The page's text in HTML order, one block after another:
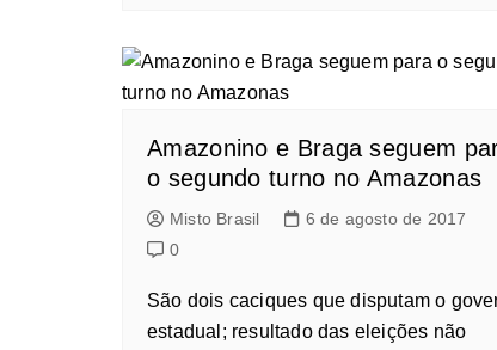
Amazonino e Braga seguem
o segundo turno no Amazonas
Misto Brasil
6 de agosto de 2017
0
São dois caciques que disputam o
estadual; resultado das eleições não